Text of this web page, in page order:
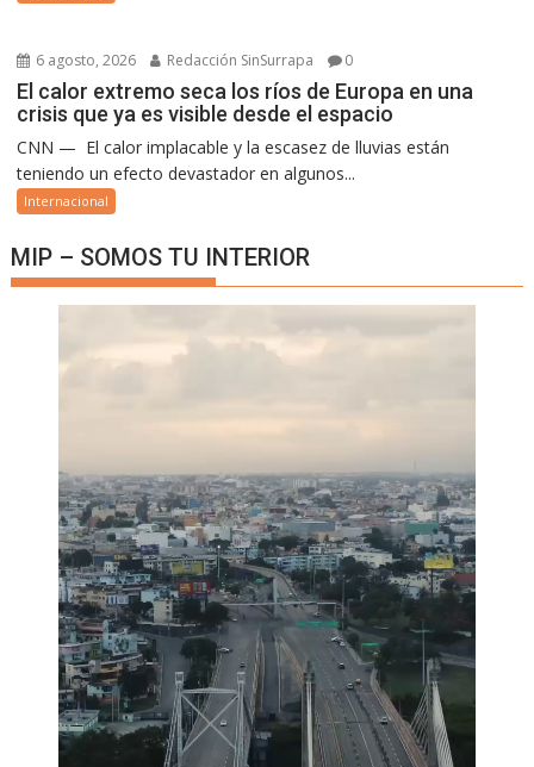
6 agosto, 2026 Redacción SinSurrapa 0
El calor extremo seca los ríos de Europa en una
crisis que ya es visible desde el espacio
CNN — El calor implacable y la escasez de lluvias están
teniendo un efecto devastador en algunos...
Internacional
MIP – SOMOS TU INTERIOR